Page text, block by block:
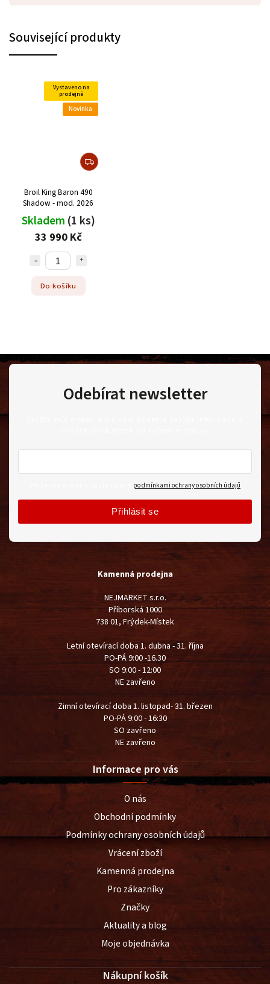
Související produkty
Novinka
Vystaveno na
prodejně
Broil King Baron 490
Shadow - mod. 2026
Skladem (1 ks)
33 990 Kč
Do košíku
Kamenná prodejna
NEJMARKET s.r.o.
Příborská 1000
738 01, Frýdek-Místek
Letní otevírací doba 1. dubna - 31. října
PO-PÁ 9:00 -16.30
SO 9:00 - 12:00
NE zavřeno
Zimní otevírací doba 1. listopad- 31. březen
PO-PÁ 9:00 - 16:30
SO zavřeno
NE zavřeno
Informace pro vás
O nás
Obchodní podmínky
Podmínky ochrany osobních údajů
Vrácení zboží
Kamenná prodejna
Pro zákazníky
Značky
Aktuality a blog
Moje objednávka
Nákupní košík
Odebírat newsletter
podmínkami ochrany osobních údajů
Přihlásit se